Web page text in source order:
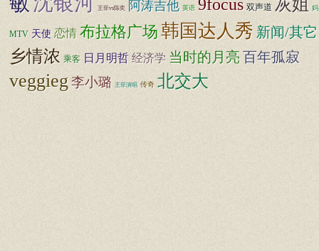
王菲vs陈奕 阿涛吉他 英语 9focus 双声道 灰姐
MTV 天使 恋情 布拉格广场韩国达人秀 新闻/其它
乡情浓 乘客 日月明哲 经济学 当时的月亮百年孤寂
veggieg 李小璐 王菲演唱 传奇 北交大